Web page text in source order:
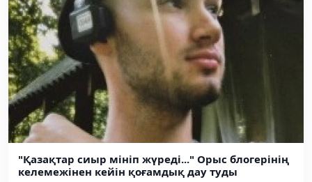
"Қазақтар сиыр мініп жүреді..." Орыс блогерінің
келемежінен кейін қоғамдық дау туды